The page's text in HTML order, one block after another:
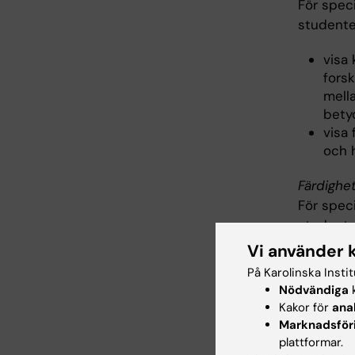
För
visa
visa
och
För
visa
och
visa
visa
visa
Vi använder
På Karolinska
Nödvändiga
Kakor för
plattformar.